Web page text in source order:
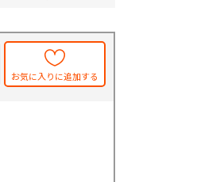
お気に入りに追加する